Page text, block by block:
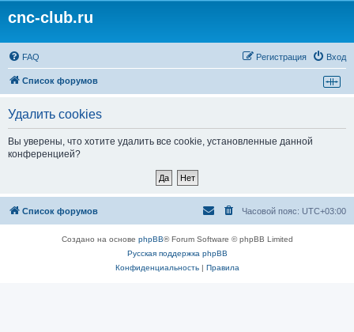
cnc-club.ru
FAQ Вход
Регистрация
Список форумов
Удалить cookies
Вы уверены, что хотите удалить все cookie, установленные данной
конференцией?
Список форумов Часовой пояс: UTC+03:00
Создано на основе phpBB® Forum Software © phpBB Limited
Русская поддержка phpBB
Конфиденциальность| Правила